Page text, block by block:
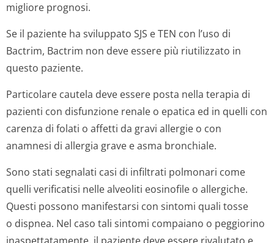
migliore prognosi.
Se il paziente ha sviluppato SJS e TEN con l’uso di
Bactrim, Bactrim non deve essere più riutilizzato in
questo paziente.
Particolare cautela deve essere posta nella terapia di
pazienti con disfunzione renale o epatica ed in quelli con
carenza di folati o affetti da gravi allergie o con
anamnesi di allergia grave e asma bronchiale.
Sono stati segnalati casi di infiltrati polmonari come
quelli verificatisi nelle alveoliti eosinofile o allergiche.
Questi possono manifestarsi con sintomi quali tosse
o dispnea. Nel caso tali sintomi compaiano o peggiorino